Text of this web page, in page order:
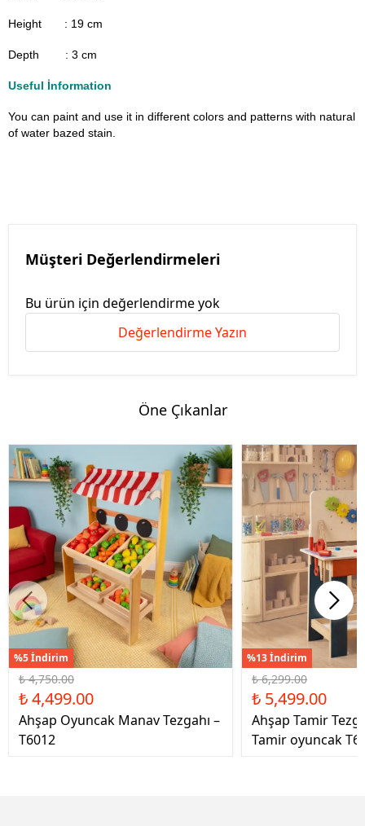
Height : 19 cm
Depth : 3 cm
Useful İnformation
You can paint and use it in different colors and patterns with natural
of water bazed stain.
Müşteri Değerlendirmeleri
Bu ürün için değerlendirme yok
Değerlendirme Yazın
Öne Çıkanlar
%5 İndirim
₺ 4,750.00
₺ 4,499.00
Ahşap Oyuncak Manav Tezgahı –
T6012
%13 İndirim
₺ 6,299.00
₺ 5,499.00
Ahşap Tamir
Tamir oyuncak